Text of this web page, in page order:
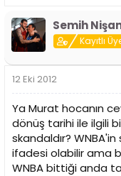
Semih
Kayıtlı
12 Eki 2012
Ya Murat hocanın
dönüş tarihi ile ilgili
skandaldır?
ifadesi olabilir ama
WNBA bittiği anda